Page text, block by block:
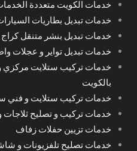
خدمات الكويت متعددة
خدمات تبديل بطاريات
خدمات تبديل بنشر متنقل
خدمات تبديل تواير و عجلات
خدمات تركيب ستلايت مركزي
بالكويت
خدمات تركيب ستلايت و فني
خدمات تركيب و تصليح ثلاجات
خدمات تزيين حفلات زفاف
خدمات تصليح تلفزيونات و